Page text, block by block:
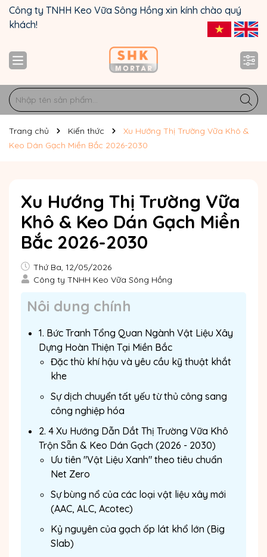
Công ty TNHH Keo Vữa Sông Hồng xin kính chào quý
khách!
Trang chủ Kiến thức
Xu Hướng Thị Trường Vữa Khô &
Keo Dán Gạch Miền Bắc 2026-2030
Xu Hướng Thị Trường Vữa
Khô & Keo Dán Gạch Miền
Bắc 2026-2030
Thứ Ba, 12/05/2026
Công ty TNHH Keo Vữa Sông Hồng
Nôi dung chính
1. Bức Tranh Tổng Quan Ngành Vật Liệu Xây
Dựng Hoàn Thiện Tại Miền Bắc
Đặc thù khí hậu và yêu cầu kỹ thuật khắt
khe
Sự dịch chuyển tất yếu từ thủ công sang
công nghiệp hóa
2. 4 Xu Hướng Dẫn Dắt Thị Trường Vữa Khô
Trộn Sẵn & Keo Dán Gạch (2026 - 2030)
Ưu tiên "Vật Liệu Xanh" theo tiêu chuẩn
Net Zero
Sự bùng nổ của các loại vật liệu xây mới
(AAC, ALC, Acotec)
Kỷ nguyên của gạch ốp lát khổ lớn (Big
Slab)